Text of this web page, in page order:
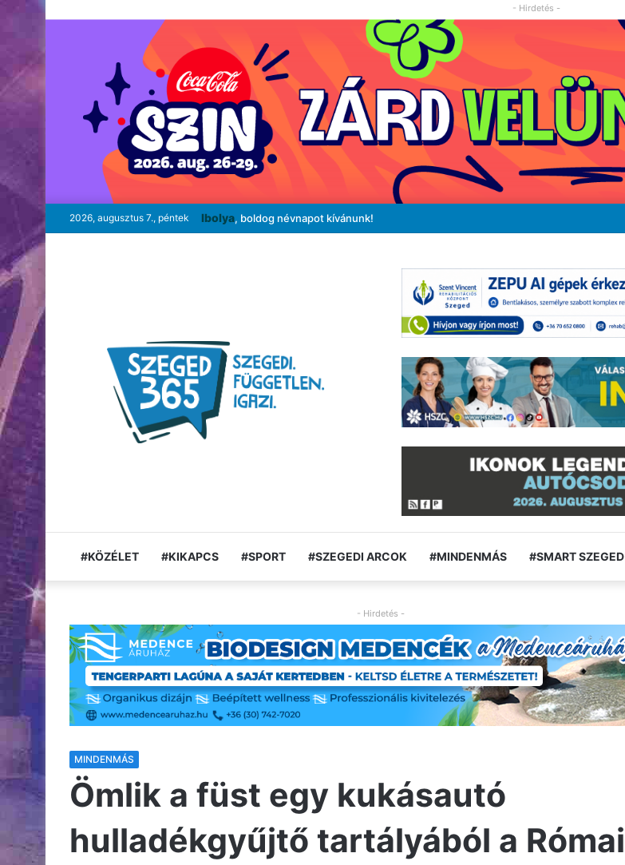
- Hirdetés -
2026, augusztus 7., péntek Ibolya, boldog névnapot kívánunk!
#KÖZÉLET #KIKAPCS #SPORT #SZEGEDI ARCOK #MINDENMÁS #SMART SZEGED
- Hirdetés -
MINDENMÁS
Ömlik a füst egy kukásautó
hulladékgyűjtő tartályából a Római